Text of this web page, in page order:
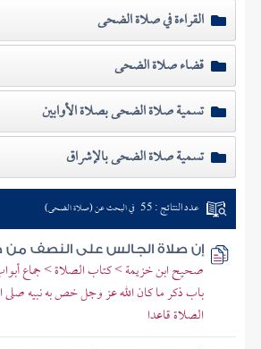
القراءة في صلاة الضحى
قضاء صلاة الضحى
تسمية صلاة الضحى بصلاة الأوابين
تسمية صلاة الضحى بالإشراق
عدد النتائج : 55 في البحث عن (صلاة الضحى)
إن صلاة الجالس على النصف من
صحيح ابن خزيمة > كتاب الصلاة > جماع
باب ذكر ما كان الله عز وجل خص به نبيه صلى
الصلاة قاعدا